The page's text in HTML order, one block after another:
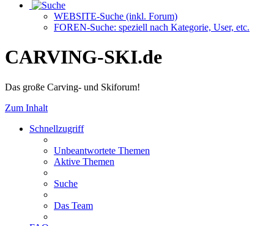
WEBSITE-Suche (inkl. Forum)
FOREN-Suche: speziell nach Kategorie, User, etc.
CARVING-SKI.de
Das große Carving- und Skiforum!
Zum Inhalt
Schnellzugriff
Unbeantwortete Themen
Aktive Themen
Suche
Das Team